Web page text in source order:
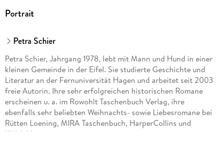
Portrait
Petra Schier
Petra Schier, Jahrgang 1978, lebt mit Mann und Hund in einer
kleinen Gemeinde in der Eifel. Sie studierte Geschichte und
Literatur an der Fernuniversität Hagen und arbeitet seit 2003
freie Autorin. Ihre sehr erfolgreichen historischen Romane
erscheinen u. a. im Rowohlt Taschenbuch Verlag, ihre
ebenfalls sehr beliebten Weihnachts- sowie Liebesromane bei
Rütten Loening, MIRA Taschenbuch, HarperCollins und
Weltbild.